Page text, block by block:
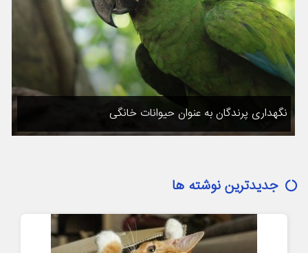
نگهداری پرندگان به عنوان حیوانات خانگی
جدیدترین نوشته ها